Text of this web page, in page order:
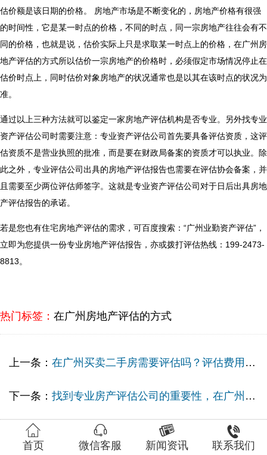
估价额是该日期的价格。 房地产市场是不断变化的，房地产价格有很强
的时间性，它是某一时点的价格，不同的时点，同一宗房地产往往会有不
同的价格，也就是说，估价实际上只是求取某一时点上的价格， 在广州房
地产评估的方式所以估价一宗房地产的价格时，必须假定市场情况停止在
估价时点上，同时估价对象房地产的状况通常也是以其在该时点的状况为
准。
通过以上三种方法就可以鉴定一家房地产评估机构是否专业。另外找专业
资产评估公司时需要注意：专业资产评估公司首先要具备评估资质，这评
估资质不是营业执照的批准，而是要在财政局备案的资质才可以执业。除
此之外，专业评估公司出具的房地产评估报告也需要在评估协会备案，并
且需要至少两位评估师签字。这就是专业资产评估公司对于日后出具房地
产评估报告的承诺。
若是您也有住宅房地产评估的需求，可百度搜索：“广州业勤资产评估”，
立即为您提供一份专业房地产评估报告，亦或拨打评估热线：199-2473-
8813。
热门标签： 在广州房地产评估的方式
上一条： 在广州买卖二手房需要评估吗？评估费用如何？
下一条： 找到专业房产评估公司的重要性，在广州如何选择资产评估呢？

首页

微信客服

新闻资讯

联系我们